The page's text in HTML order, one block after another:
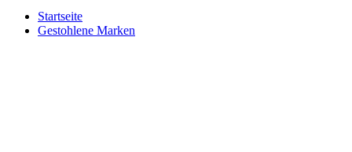
Startseite
Gestohlene Marken